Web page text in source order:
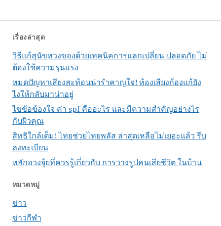
เรื่องล่าสุด
วิธีแก้สุนัขหวงของด้วยเทคนิคการแลกเปลี่ยน ปลอดภัย ไม่
ต้องใช้ความรุนแรง
หมดปัญหาเสียงสะท้อนน่ารำคาญใจ! ห้องเสียงก้องแก้ยัง
ไงให้กลับมาน่าอยู่
ไขข้อข้องใจ ค่า spf คืออะไร และมีความสำคัญอย่างไร
กับผิวคุณ
สิทธิใกล้เต็ม! ไทยช่วยไทยพลัส ล่าสุดเหลือไม่เยอะแล้ว รีบ
ลงทะเบียน
หลักฮวงจุ้ยที่ควรรู้เกี่ยวกับ การวางรูปคนเสียชีวิต ในบ้าน
หมวดหมู่
ข่าว
ข่าวกีฬา